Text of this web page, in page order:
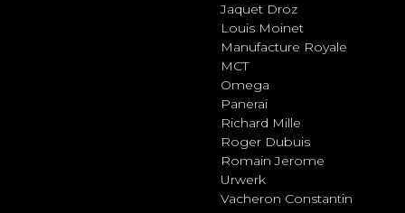
Jaquet Droz
Louis Moinet
Manufacture Royale
MCT
Omega
Panerai
Richard Mille
Roger Dubuis
Romain Jerome
Urwerk
Vacheron Constantin